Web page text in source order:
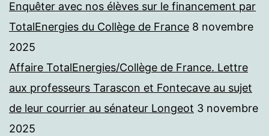
Enquêter avec nos élèves sur le financement par
TotalEnergies du Collège de France 8 novembre
2025
Affaire TotalEnergies/Collège de France. Lettre
aux professeurs Tarascon et Fontecave au sujet
de leur courrier au sénateur Longeot 3 novembre
2025